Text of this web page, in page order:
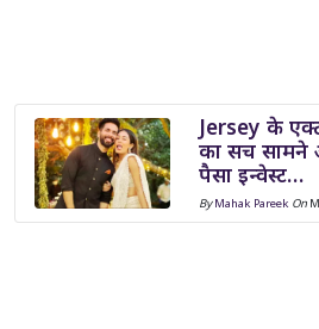
Jersey के
का सच सामने
पैसा इन्वेस्ट…
ByMahak Pareek On